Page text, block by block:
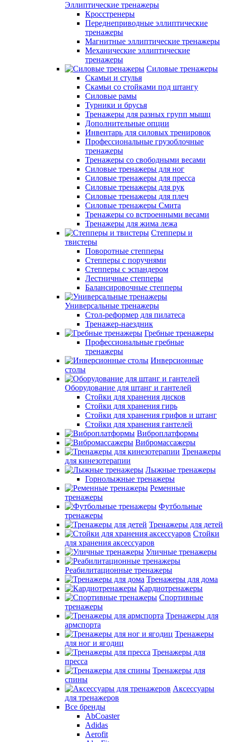
Эллиптические тренажеры
Кросстренеры
Переднеприводные эллиптические
тренажеры
Магнитные эллиптические тренажеры
Механические эллиптические
тренажеры
Силовые тренажеры
Скамьи и стулья
Скамьи со стойками под штангу
Силовые рамы
Турники и брусья
Тренажеры для разных групп мышц
Дополнительные опции
Инвентарь для силовых тренировок
Профессиональные грузоблочные
тренажеры
Тренажеры со свободными весами
Силовые тренажеры для ног
Силовые тренажеры для пресса
Силовые тренажеры для рук
Силовые тренажеры для плеч
Силовые тренажеры Смита
Тренажеры со встроенными весами
Тренажеры для жима лежа
Степперы и
твистеры
Поворотные степперы
Степперы с поручнями
Степперы с эспандером
Лестничные степперы
Балансировочные степперы
Универсальные тренажеры
Стол-реформер для пилатеса
Тренажер-наездник
Гребные тренажеры
Профессиональные гребные
тренажеры
Инверсионные
столы
Оборудование для штанг и гантелей
Стойки для хранения дисков
Стойки для хранения гирь
Стойки для хранения грифов и штанг
Стойки для хранения гантелей
Виброплатформы
Вибромассажеры
Тренажеры
для кинезотерапии
Лыжные тренажеры
Горнолыжные тренажеры
Ременные
тренажеры
Футбольные
тренажеры
Тренажеры для детей
Стойки
для хранения аксессуаров
Уличные тренажеры
Реабилитационные тренажеры
Тренажеры для дома
Кардиотренажеры
Спортивные
тренажеры
Тренажеры для
армспорта
Тренажеры
для ног и ягодиц
Тренажеры для
пресса
Тренажеры для
спины
Аксессуары
для тренажеров
Все бренды
AbCoaster
Adidas
Aerofit